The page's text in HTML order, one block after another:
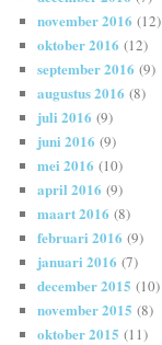
november 2016 (12)
oktober 2016 (12)
september 2016 (9)
augustus 2016 (8)
juli 2016 (9)
juni 2016 (9)
mei 2016 (10)
april 2016 (9)
maart 2016 (8)
februari 2016 (9)
januari 2016 (7)
december 2015 (10)
november 2015 (8)
oktober 2015 (11)